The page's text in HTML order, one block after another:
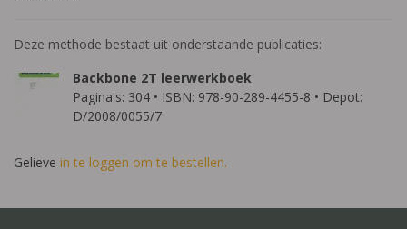
Deze methode bestaat uit onderstaande publicaties:
Backbone 2T leerwerkboek
Pagina's: 304 • ISBN: 978-90-289-4455-8 • Depot:
D/2008/0055/7
Gelieve in te loggen om te bestellen.